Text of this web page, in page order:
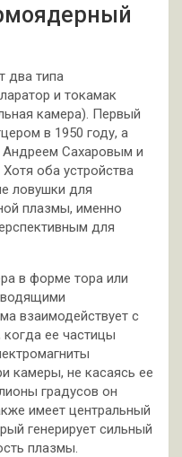
два типа
и токамак
камера). Первый
в 1950 году, а
Сахаровым и
оба устройства
ловушки для
плазмы, именно
для
в форме тора или
взаимодействует с
ее частицы
камеры, не касаясь ее
градусов он
имеет центральный
генерирует сильный
плазмы.